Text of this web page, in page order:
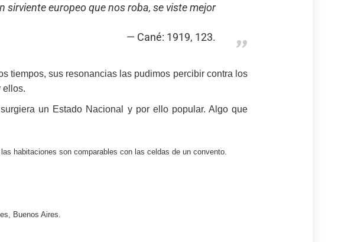
europeo que nos roba, se viste mejor
Cané: 1919, 123.
tiempos, sus resonancias las pudimos percibir contra los
ellos.
un Estado Nacional y por ello popular. Algo que
habitaciones son comparables con las celdas de un convento.
Buenos Aires.